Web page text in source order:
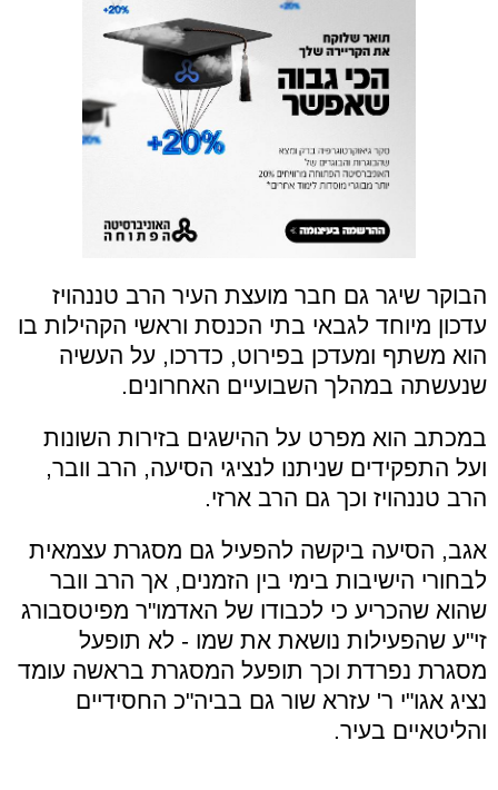
הבוקר שיגר גם חבר מועצת העיר הרב טננהויז
עדכון מיוחד לגבאי בתי הכנסת וראשי הקהילות בו
הוא משתף ומעדכן בפירוט, כדרכו, על העשיה
שנעשתה במהלך השבועיים האחרונים.
במכתב הוא מפרט על ההישגים בזירות השונות
ועל התפקידים שניתנו לנציגי הסיעה, הרב וובר,
הרב טננהויז וכך גם הרב ארזי.
אגב, הסיעה ביקשה להפעיל גם מסגרת עצמאית
לבחורי הישיבות בימי בין הזמנים, אך הרב וובר
שהוא שהכריע כי לכבודו של האדמו"ר מפיטסבורג
זי"ע שהפעילות נושאת את שמו - לא תופעל
מסגרת נפרדת וכך תופעל המסגרת בראשה עומד
נציג אגו"י ר' עזרא שור גם בביה"כ החסידיים
והליטאיים בעיר.